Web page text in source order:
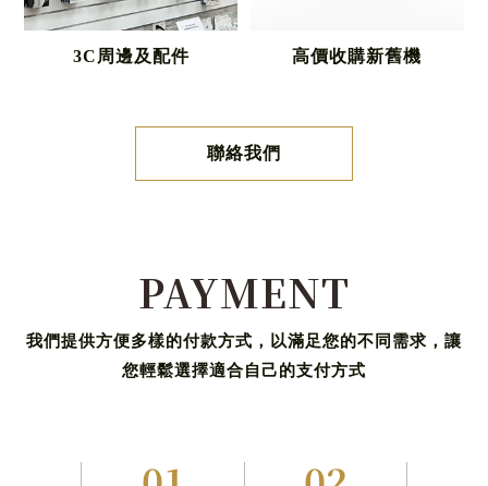
3C周邊及配件 高價收購新舊機
聯絡我們
PAYMENT
我們提供方便多樣的付款方式，以滿足您的不同需求，讓
您輕鬆選擇適合自己的支付方式